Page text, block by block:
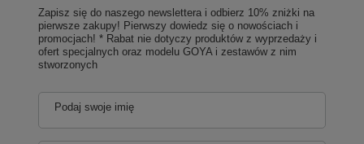
Zapisz się do naszego newslettera i odbierz 10% zniżki na
pierwsze zakupy! Pierwszy dowiedz się o nowościach i
promocjach! * Rabat nie dotyczy produktów z wyprzedaży i
ofert specjalnych oraz modelu GOYA i zestawów z nim
stworzonych
Podaj swoje imię